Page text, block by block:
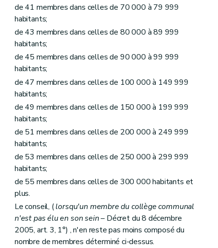
Art. L1231-1
Art.L1231-3bis
Art. L1231-4
Art. L1231-7
Art. L1231-10
Art. L1231-12
Chapitre II Funérailles et sépultures
Art. L1232-1
Art. L1232-2
Art. L1232-4
Art. L1232-5
Art. L1232-6
Sous-section 2 Les concessions
Art. L1232-7
de 41 membres dans celles de 70 000 à 79 999
habitants;
de 43 membres dans celles de 80 000 à 89 999
habitants;
de 45 membres dans celles de 90 000 à 99 999
habitants;
de 47 membres dans celles de 100 000 à 149 999
habitants;
de 49 membres dans celles de 150 000 à 199 999
habitants;
de 51 membres dans celles de 200 000 à 249 999
habitants;
de 53 membres dans celles de 250 000 à 299 999
habitants;
de 55 membres dans celles de 300 000 habitants et
plus.
Le conseil, (lorsqu'un membre du collège communal
n'est pas élu en son sein– Décret du 8 décembre
2005, art. 3, 1°) , n'en reste pas moins composé du
nombre de membres déterminé ci-dessus.